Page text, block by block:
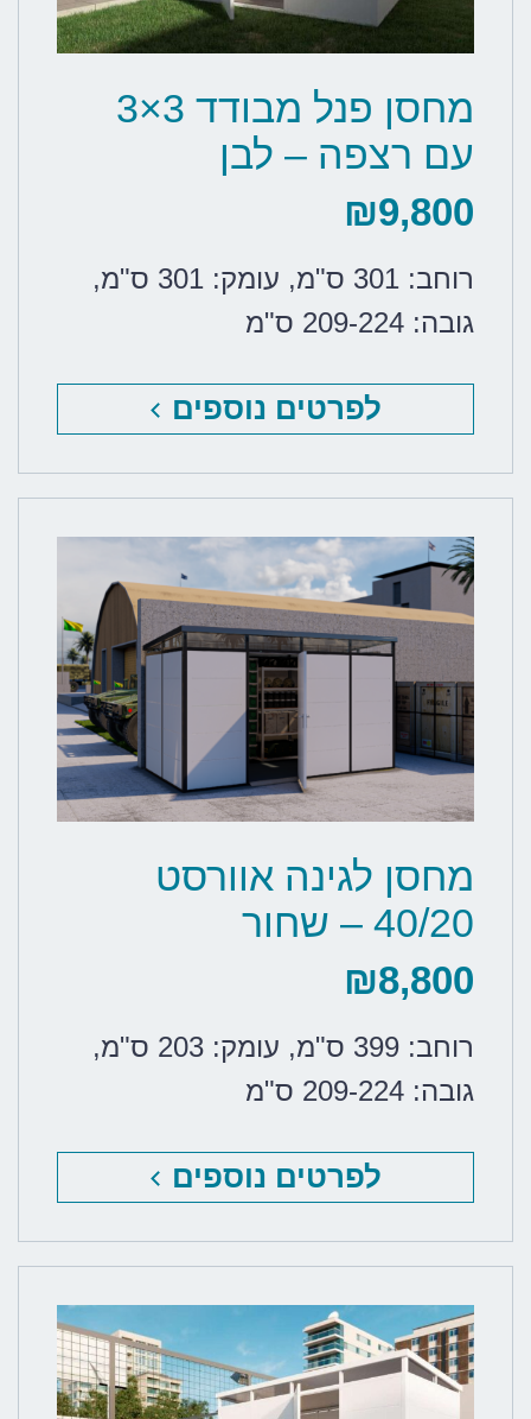
מחסן פנל מבודד 3×3
עם רצפה – לבן
₪9,800
רוחב: 301 ס"מ , עומק: 301 ס"מ
,
גובה: 209-224 ס"מ
לפרטים נוספים
מחסן לגינה אוורסט
40/20 – שחור
₪8,800
רוחב: 399 ס"מ , עומק: 203 ס"מ
,
גובה: 209-224 ס"מ
לפרטים נוספים